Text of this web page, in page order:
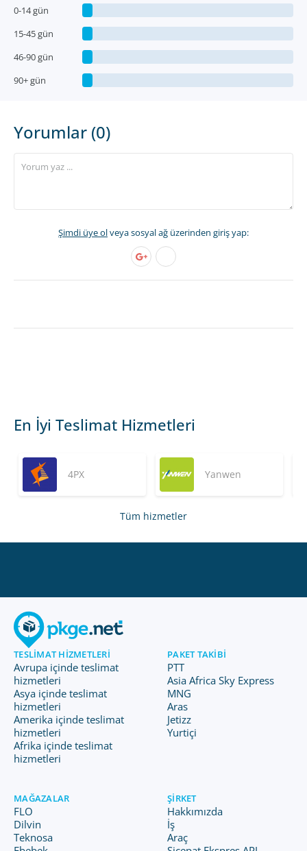
0-14 gün
15-45 gün
46-90 gün
90+ gün
Yorumlar (0)
Şimdi üye olveya sosyal ağ üzerinden giriş yap:
En İyi Teslimat Hizmetleri
4PX Yanwen
Tüm hizmetler
TESLIMAT HIZMETLERI
Avrupa içinde teslimat
hizmetleri
Asya içinde teslimat
hizmetleri
Amerika içinde teslimat
hizmetleri
Afrika içinde teslimat
hizmetleri
PAKET TAKIBI
PTT
Asia Africa Sky Express
MNG
Aras
Jetizz
Yurtiçi
MAĞAZALAR
FLO
Dilvin
Teknosa
ŞIRKET
Hakkımızda
İş
Araç